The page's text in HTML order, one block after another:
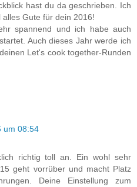
hast du da geschrieben. Ich
Gute für dein 2016!
spannend und ich habe auch
Auch dieses Jahr werde ich
Let's cook together-Runden
um 08:54
richtig toll an. Ein wohl sehr
geht vorrüber und macht Platz
Deine Einstellung zum